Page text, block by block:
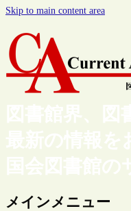
Skip to main content area
図書館界、図
最新の情報を
国会図書館の
メインメニュー